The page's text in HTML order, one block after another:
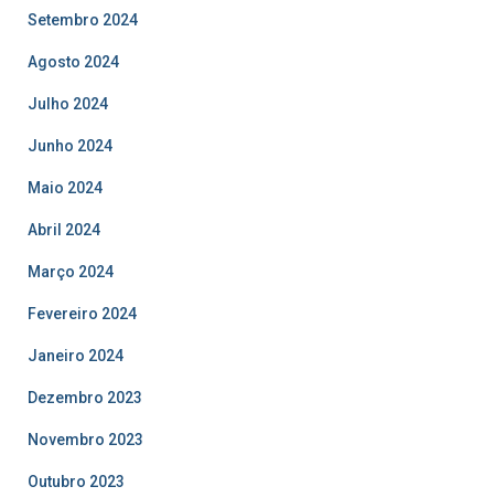
Setembro 2024
Agosto 2024
Julho 2024
Junho 2024
Maio 2024
Abril 2024
Março 2024
Fevereiro 2024
Janeiro 2024
Dezembro 2023
Novembro 2023
Outubro 2023